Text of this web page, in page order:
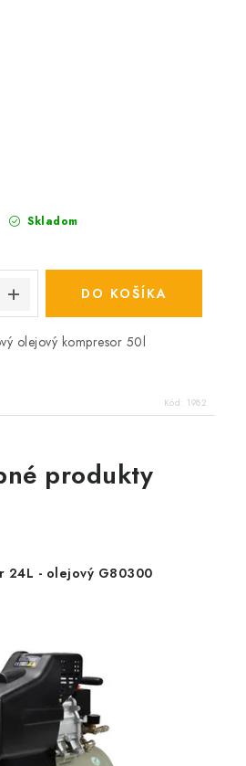
Skladom
DO KOŠÍKA
olejový kompresor 50l
Kód: 1982
produkty
24L - olejový G80300